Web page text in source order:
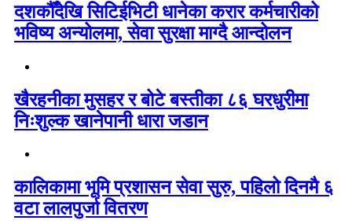
दशकौँदेखि सिटिईभिटी धानेका करार कर्मचारीको
भविष्य अन्योलमा, सेवा सुरक्षा माग्दै आन्दोलन
खैरहनीका मुसहर र बोटे बस्तीका ८६ घरधुरीमा
निःशुल्क खानेपानी धारा जडान
कालिकामा भूमि प्रशासन सेवा सुरु, पहिलो दिनमै ६
वटा लालपुर्जा वितरण